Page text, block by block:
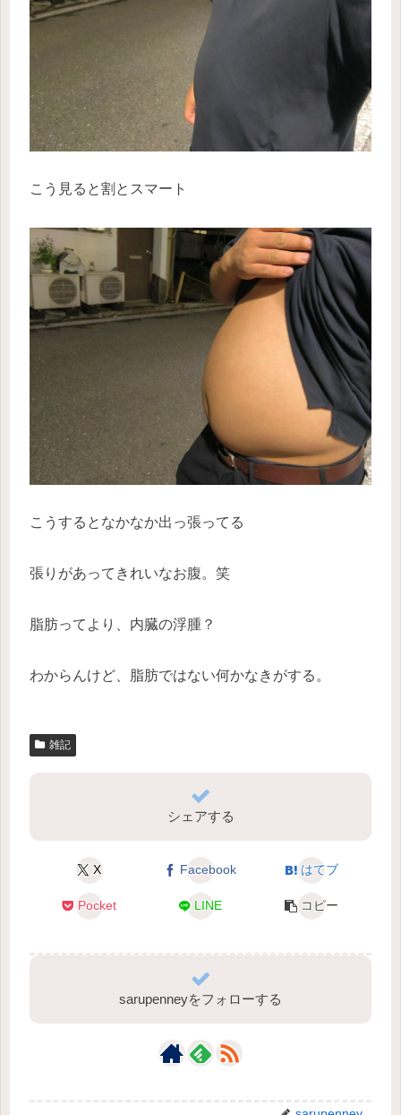
こう見ると割とスマート
こうするとなかなか出っ張ってる
張りがあってきれいなお腹。笑
脂肪ってより、内臓の浮腫？
わからんけど、脂肪ではない何かなきがする。
雑記
シェアする
X Facebook はてブ
Pocket LINE コピー
sarupenneyをフォローする